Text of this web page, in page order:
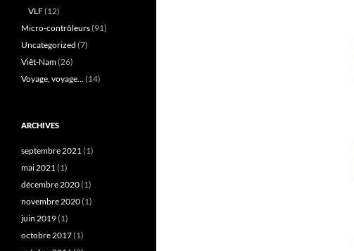
VLF(12)
Micro-contrôleurs(91)
Uncategorized (7)
Viêt-Nam(26)
Voyage, voyage…(14)
ARCHIVES
septembre 2021(1)
mai 2021(1)
décembre 2020(1)
novembre 2020(1)
juin 2019(1)
octobre 2017(1)